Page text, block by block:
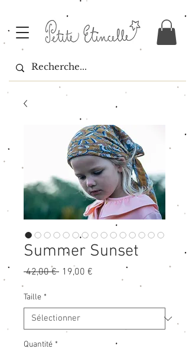
Summer Sunset
42,00 € Prix
19,00 €
promotionnel
Taille *
Quantité *